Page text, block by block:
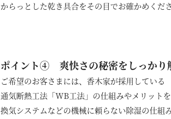
からっとした乾き具合をその目でお確かめくださ
ポイント④ 爽快さの秘密をしっかり
ご希望のお客さまには、香木家が採用している
通気断熱工法「WB工法」の仕組みやメリットを
換気システムなどの機械に頼らない除湿の仕組み